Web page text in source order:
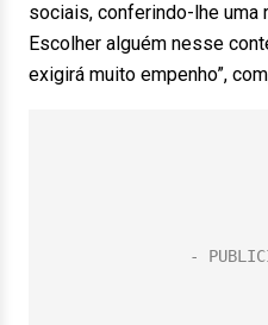
sociais, conferindo-lhe uma
Escolher alguém nesse
exigirá muito empenho”,